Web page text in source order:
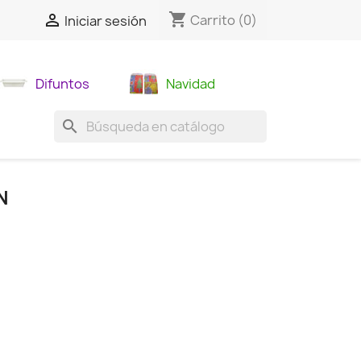
 Iniciar sesión shopping_cart Carrito (0)
Difuntos Navidad
search